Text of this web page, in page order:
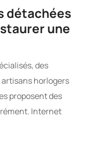
détachées
une
des
horlogers
proposent des
Internet